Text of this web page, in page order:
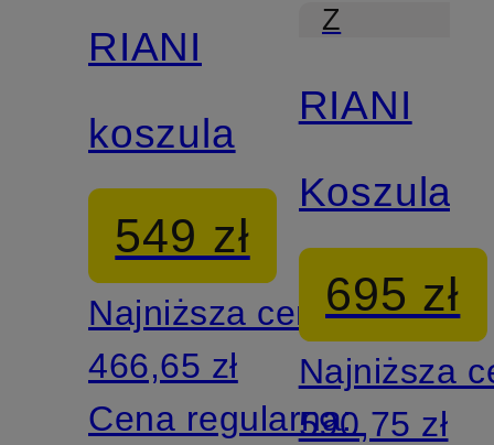
RIANI
koszula
549 zł
Najniższa cena:
466,65 zł
Cena regularna:
Z
RIANI
Koszula
695 zł
Najniższa
590,75 zł